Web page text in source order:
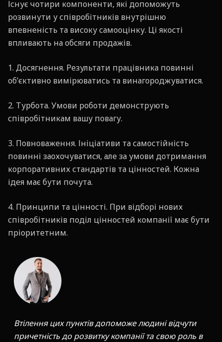
Існує чотири компоненти, які допоможуть
розвинути у співробітників внутрішню
впевненість та високу самооцінку. Ці якості
впливають на обсяги продажів.
1. Досягнення. Результати працівника повинні
об’єктивно вимірюватись та винагороджуватися.
2. Турбота. Умови роботи демонструють
співробітникам вашу повагу.
3. Повноваження. Ініціативи та самостійність
повинні заохочуватися, але за умови дотримання
корпоративних стандартів та цінностей. Кожна
ідея має бути почута.
4. Принципи та цінності. При відборі нових
співробітників поділ цінностей компанії має бути
пріоритетним.
Втілення цих пунктів допоможе людині відчути
причетність до розвитку компанії та свою роль в